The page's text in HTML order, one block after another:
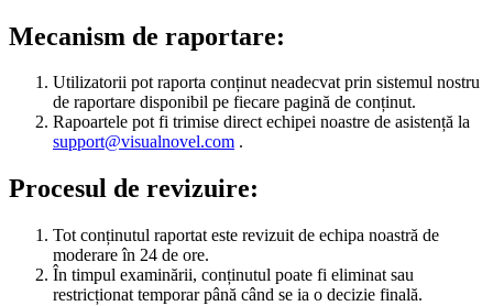
Mecanism de raportare:
Utilizatorii pot raporta conținut neadecvat prin sistemul nostru
de raportare disponibil pe fiecare pagină de conținut.
Rapoartele pot fi trimise direct echipei noastre de asistență la
support@visualnovel.com .
Procesul de revizuire:
Tot conținutul raportat este revizuit de echipa noastră de
moderare în 24 de ore.
În timpul examinării, conținutul poate fi eliminat sau
restricționat temporar până când se ia o decizie finală.